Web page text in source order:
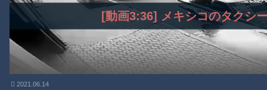
[動画3:36] メキシコのタクシ
2021.06.14